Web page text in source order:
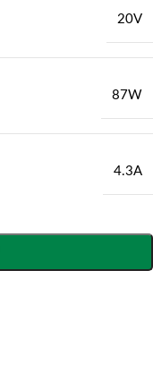
20V
87W
4.3A